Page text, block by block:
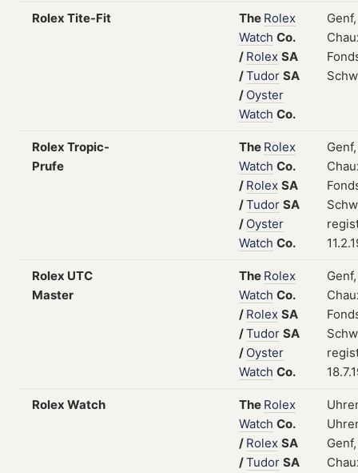
Rolex Tite-Fit The Rolex
Watch Co.
/ Rolex SA
/Tudor SA
/ Oyster
Watch Co.
Rolex Tropic-
Prufe
The Rolex
Watch Co.
/ Rolex SA
/Tudor SA
/ Oyster
Watch Co.
Rolex UTC
Master
The Rolex
Watch Co.
/ Rolex SA
/Tudor SA
/ Oyster
Watch Co.
Rolex Watch The Rolex
Watch Co.
/ Rolex SA
/Tudor SA